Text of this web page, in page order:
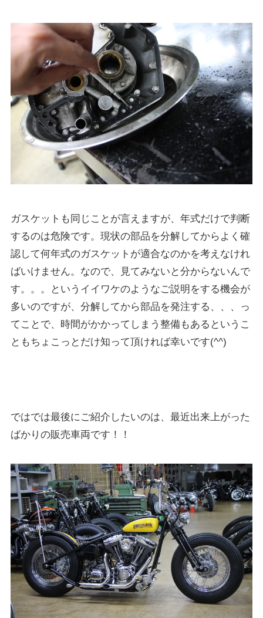
ガスケットも同じことが言えますが、年式だけで判断
するのは危険です。現状の部品を分解してからよく確
認して何年式のガスケットが適合なのかを考えなけれ
ばいけません。なので、見てみないと分からないんで
す。。。というイイワケのようなご説明をする機会が
多いのですが、分解してから部品を発注する、、、っ
てことで、時間がかかってしまう整備もあるというこ
ともちょこっとだけ知って頂ければ幸いです(^^)
ではでは最後にご紹介したいのは、最近出来上がった
ばかりの販売車両です！！